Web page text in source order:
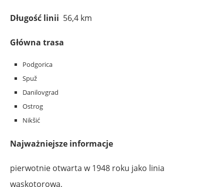
Długość linii 56,4 km
Główna trasa
Podgorica
Spuž
Danilovgrad
Ostrog
Nikšić
Najważniejsze informacje
pierwotnie otwarta w 1948 roku jako linia
wąskotorowa,